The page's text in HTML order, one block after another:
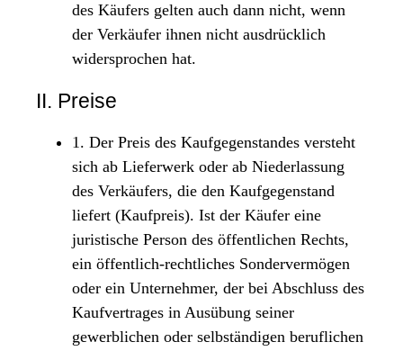
des Käufers gelten auch dann nicht, wenn
der Verkäufer ihnen nicht ausdrücklich
widersprochen hat.
II. Preise
1. Der Preis des Kaufgegenstandes versteht
sich ab Lieferwerk oder ab Niederlassung
des Verkäufers, die den Kaufgegenstand
liefert (Kaufpreis). Ist der Käufer eine
juristische Person des öffentlichen Rechts,
ein öffentlich-rechtliches Sondervermögen
oder ein Unternehmer, der bei Abschluss des
Kaufvertrages in Ausübung seiner
gewerblichen oder selbständigen beruflichen